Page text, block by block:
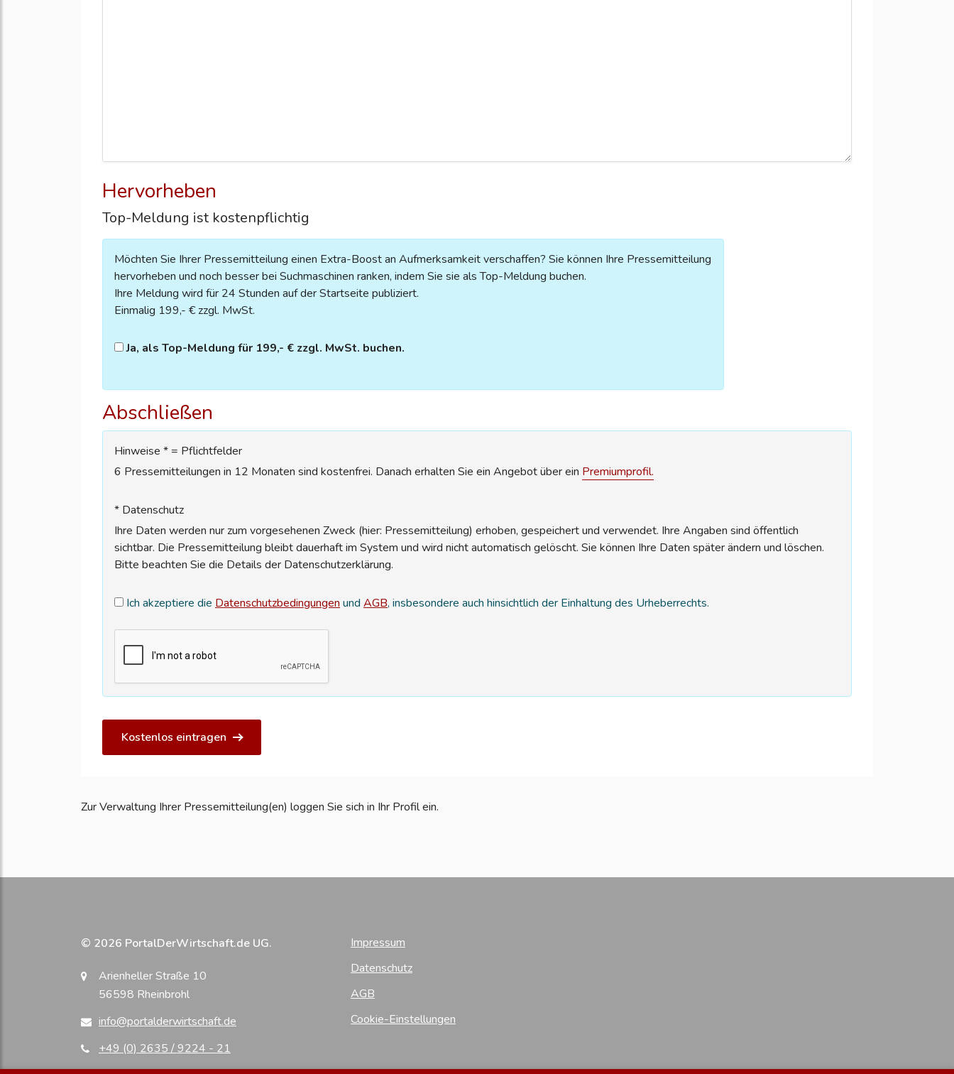
Hervorheben
Top-Meldung ist kostenpflichtig
Möchten Sie Ihrer Pressemitteilung einen Extra-Boost an Aufmerksamkeit verschaffen? Sie können Ihre Pressemitteilung
hervorheben und noch besser bei Suchmaschinen ranken, indem Sie sie als Top-Meldung buchen.
Ihre Meldung wird für 24 Stunden auf der Startseite publiziert.
Einmalig 199,- € zzgl. MwSt.
Ja, als Top-Meldung für 199,- € zzgl. MwSt. buchen.
Abschließen
Hinweise * = Pflichtfelder
6 Pressemitteilungen in 12 Monaten sind kostenfrei. Danach erhalten Sie ein Angebot über ein Premiumprofil.
* Datenschutz
Ihre Daten werden nur zum vorgesehenen Zweck (hier: Pressemitteilung) erhoben, gespeichert und verwendet. Ihre Angaben sind öffentlich
sichtbar. Die Pressemitteilung bleibt dauerhaft im System und wird nicht automatisch gelöscht. Sie können Ihre Daten später ändern und löschen.
Bitte beachten Sie die Details der Datenschutzerklärung.
Ich akzeptiere die Datenschutzbedingungenund AGB, insbesondere auch hinsichtlich der Einhaltung des Urheberrechts.
Kostenlos eintragen
Zur Verwaltung Ihrer Pressemitteilung(en) loggen Sie sich in Ihr Profil ein.
© 2026 PortalDerWirtschaft.de UG.
Arienheller Straße 10
56598 Rheinbrohl
info@portalderwirtschaft.de
+49 (0) 2635 / 9224 - 21
Impressum
Datenschutz
AGB
Cookie-Einstellungen